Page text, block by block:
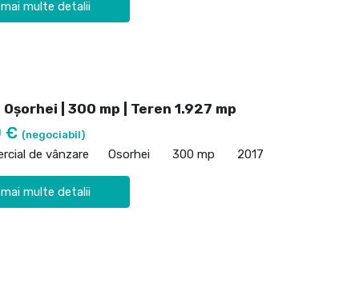
multe detalii
| 300 mp | Teren 1.927 mp
€ (negociabil)
de vânzare Osorhei 300 mp 2017
multe detalii